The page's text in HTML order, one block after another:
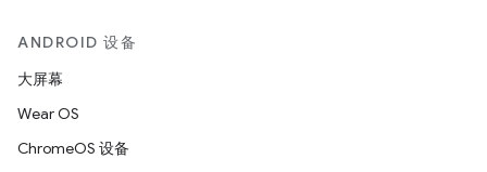
ANDROID 设备
大屏幕
Wear OS
ChromeOS 设备